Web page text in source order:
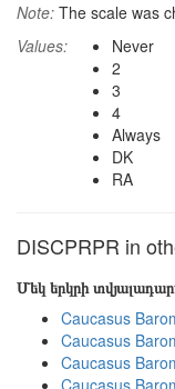
Note: The scale was
Values:
Never
2
3
4
Always
DK
RA
DISCPRPR in
Մեկ երկրի
Caucasus
Caucasus
Caucasus
Caucasus